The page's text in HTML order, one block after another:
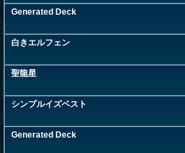
Generated Deck
白きエルフェン
聖龍星
シンプルイズベスト
Generated Deck